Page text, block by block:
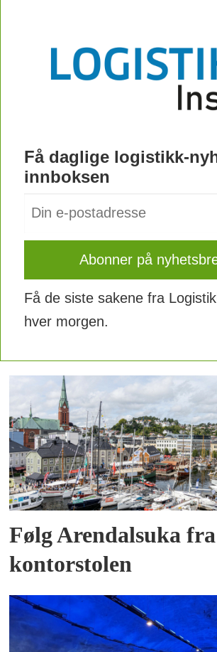
Få daglige logistikk-
innboksen
Få de siste sakene fra
hver morgen.
Følg Arendalsuka fra
kontorstolen